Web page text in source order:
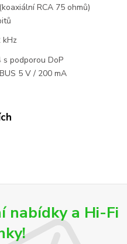
RCA 75 ohmů)
kHz
s podporou DoP
5 V / 200 mA
nabídky a Hi-Fi